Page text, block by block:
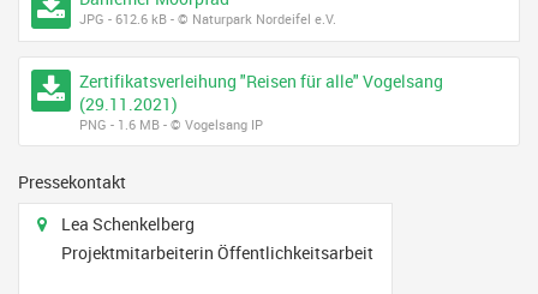
JPG - 612.6 kB - © Naturpark Nordeifel e.V.
Zertifikatsverleihung "Reisen für alle" Vogelsang
(29.11.2021)
PNG - 1.6 MB - © Vogelsang IP
Pressekontakt
Adresse
Lea Schenkelberg
Projektmitarbeiterin Öffentlichkeitsarbeit